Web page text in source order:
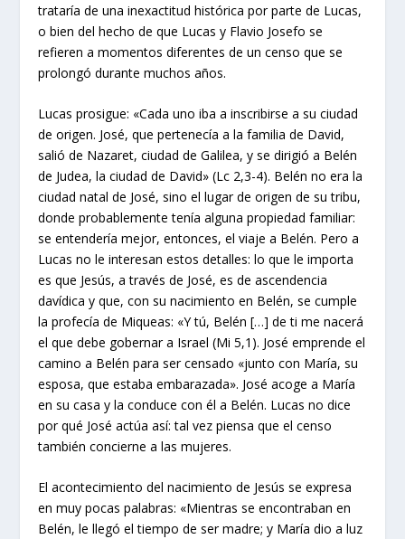
trataría de una inexactitud histórica por parte de Lucas,
o bien del hecho de que Lucas y Flavio Josefo se
refieren a momentos diferentes de un censo que se
prolongó durante muchos años.
Lucas prosigue: «Cada uno iba a inscribirse a su ciudad
de origen. José, que pertenecía a la familia de David,
salió de Nazaret, ciudad de Galilea, y se dirigió a Belén
de Judea, la ciudad de David» (Lc 2,3-4). Belén no era la
ciudad natal de José, sino el lugar de origen de su tribu,
donde probablemente tenía alguna propiedad familiar:
se entendería mejor, entonces, el viaje a Belén. Pero a
Lucas no le interesan estos detalles: lo que le importa
es que Jesús, a través de José, es de ascendencia
davídica y que, con su nacimiento en Belén, se cumple
la profecía de Miqueas: «Y tú, Belén […] de ti me nacerá
el que debe gobernar a Israel (Mi 5,1). José emprende el
camino a Belén para ser censado «junto con María, su
esposa, que estaba embarazada». José acoge a María
en su casa y la conduce con él a Belén. Lucas no dice
por qué José actúa así: tal vez piensa que el censo
también concierne a las mujeres.
El acontecimiento del nacimiento de Jesús se expresa
en muy pocas palabras: «Mientras se encontraban en
Belén, le llegó el tiempo de ser madre; y María dio a luz